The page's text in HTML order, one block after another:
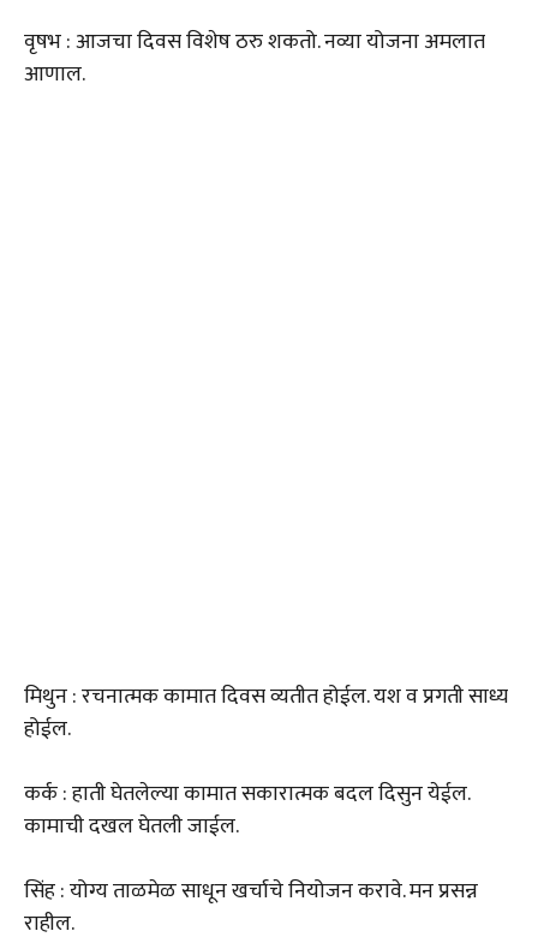
वृषभ : आजचा दिवस विशेष ठरु शकतो. नव्या योजना अमलात
आणाल.
मिथुन : रचनात्मक कामात दिवस व्यतीत होईल. यश व प्रगती साध्य
होईल.
कर्क : हाती घेतलेल्या कामात सकारात्मक बदल दिसुन येईल.
कामाची दखल घेतली जाईल.
सिंह : योग्य ताळमेळ साधून खर्चाचे नियोजन करावे. मन प्रसन्न
राहील.